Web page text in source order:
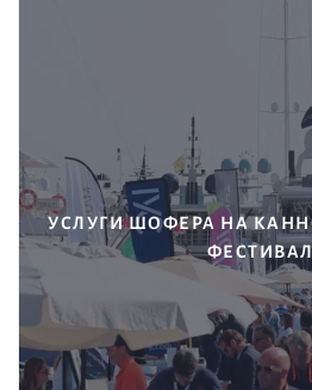
УСЛУГИ ШОФЕРА НА